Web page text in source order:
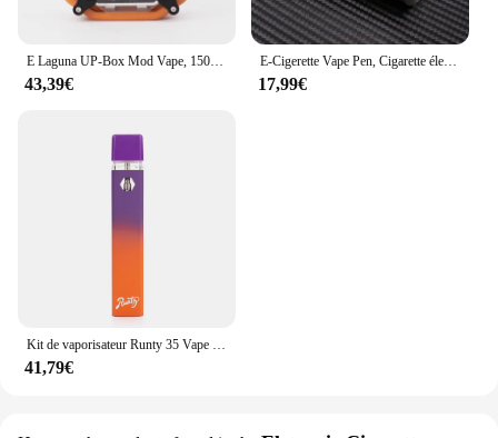
E Laguna UP-Box Mod Vape, 150W, Cool LED, Laser Light, Mod mécanique, 2200mAh, Tension variable réglable, Fit 510 Thread Atomizer
43,39€
E-Cigerette Vape Pen, Cigarette électronique, Vaporisateur, Diamètre 24mm, Chargement USB, Destiny, RTA, Précieux, Atomiseur, 2ml, 4ml, 80W
17,99€
Kit de vaporisateur Runty 35 Vape Pen, batterie aste 280mAh, adhérence à l'huile d'optique africaine, kit de boîte en plastique, 1ml, 10 pièces
41,79€